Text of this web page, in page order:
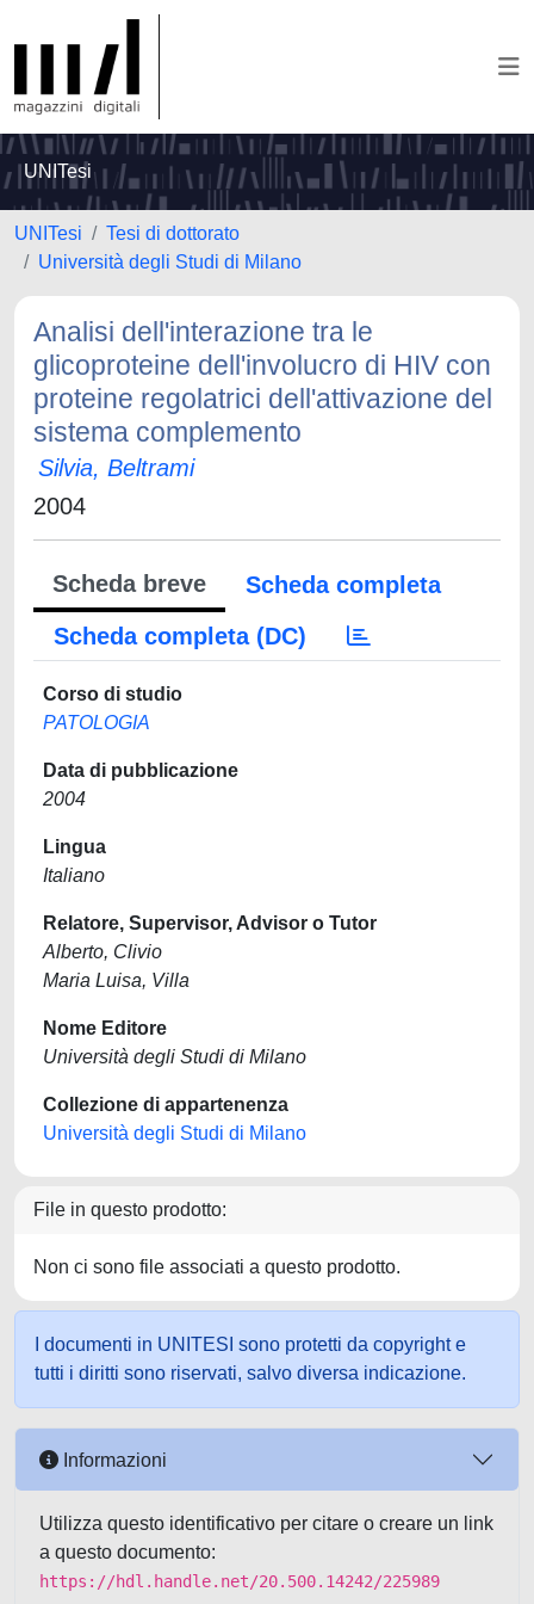
UNITesi
UNITesi
Tesi di dottorato
Università degli Studi di Milano
Analisi dell'interazione tra le
glicoproteine dell'involucro di HIV con
proteine regolatrici dell'attivazione del
sistema complemento
Silvia, Beltrami
2004
Scheda breve
Scheda completa
Scheda completa (DC)
Corso di studio
PATOLOGIA
Data di pubblicazione
2004
Lingua
Italiano
Relatore, Supervisor, Advisor o Tutor
Alberto, Clivio
Maria Luisa, Villa
Nome Editore
Università degli Studi di Milano
Collezione di appartenenza
Università degli Studi di Milano
File in questo prodotto:
Non ci sono file associati a questo prodotto.
I documenti in UNITESI sono protetti da copyright e
tutti i diritti sono riservati, salvo diversa indicazione.
Informazioni
Utilizza questo identificativo per citare o creare un link
a questo documento:
https://hdl.handle.net/20.500.14242/225989